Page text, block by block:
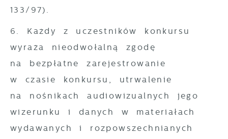
133/97).
6. Każdy z uczestników konkursu
wyraża nieodwołalną zgodę
na bezpłatne zarejestrowanie
w czasie konkursu, utrwalenie
na nośnikach audiowizualnych jego
wizerunku i danych w materiałach
wydawanych i rozpowszechnianych